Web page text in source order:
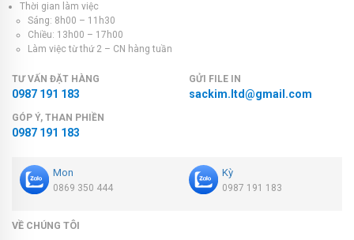
Thời gian làm việc
Sáng: 8h00 – 11h30
Chiều: 13h00 – 17h00
Làm việc từ thứ 2 – CN hàng tuần
TƯ VẤN ĐẶT HÀNG
0987 191 183
GỬI FILE IN
sackim.ltd@gmail.com
GÓP Ý, THAN PHIỀN
0987 191 183
Mon
0869 350 444
Kỳ
0987 191 183
VỀ CHÚNG TÔI